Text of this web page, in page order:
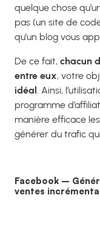
quelque chose
pas (un site de
qu’un blog vous
De ce fait, chacun
entre eux, votre
idéal . Ainsi,
programme
manière efficace
générer du trafic
Facebook –
ventes